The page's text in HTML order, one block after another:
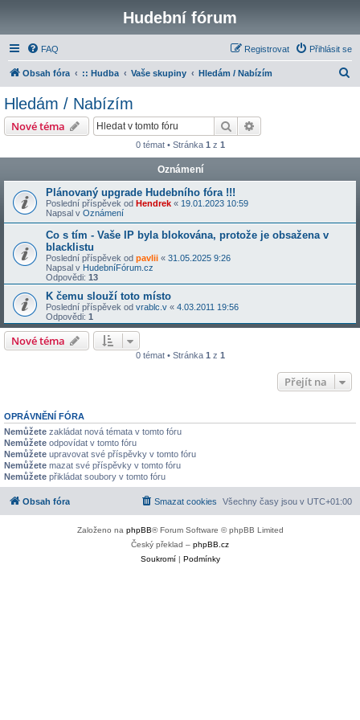
Hudební fórum
FAQ Přihlásit se
Registrovat
Obsah fóra :: Hudba Vaše skupiny Hledám / Nabízím
Hledám / Nabízím
Nové téma Hledat
0 témat • Stránka 1 z 1
Oznámení
Plánovaný upgrade Hudebního fóra !!!
Poslední příspěvek od Hendrek « 19.01.2023 10:59
Napsal v Oznámení
Co s tím - Vaše IP byla blokována, protože je obsažena v
blacklistu
Poslední příspěvek od pavlii « 31.05.2025 9:26
Napsal v HudebníFórum.cz
Odpovědi: 13
K čemu slouží toto místo
Poslední příspěvek od vrablc.v « 4.03.2011 19:56
Odpovědi: 1
Nové téma
0 témat • Stránka 1 z 1
Přejít na
OPRÁVNĚNÍ FÓRA
Nemůžete zakládat nová témata v tomto fóru
Nemůžete odpovídat v tomto fóru
Nemůžete upravovat své příspěvky v tomto fóru
Nemůžete mazat své příspěvky v tomto fóru
Nemůžete přikládat soubory v tomto fóru
Obsah fóra Všechny časy jsou v UTC+01:00
Smazat cookies
Založeno na phpBB® Forum Software © phpBB Limited
Český překlad – phpBB.cz
Soukromí| Podmínky